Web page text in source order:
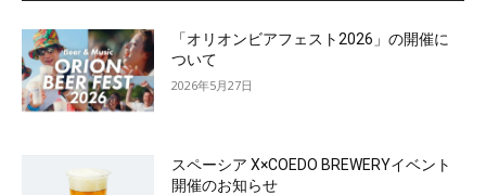
「オリオンビアフェスト2026」の開催に
ついて
2026年5月27日
スペーシア X×COEDO BREWERYイベント
開催のお知らせ